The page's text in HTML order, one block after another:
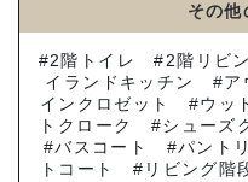
その他
2階トイレ 2階リビ
イランドキッチン
ア
インクロゼット
ウッ
トクローク
シューズ
バスコート
パント
トコート
リビング階